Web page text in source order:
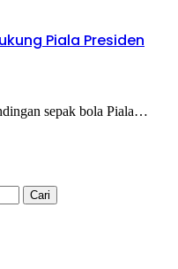
Piala Presiden
sepak bola Piala…